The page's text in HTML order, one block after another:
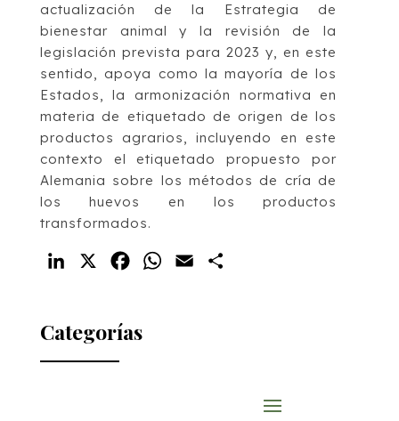
actualización de la Estrategia de
bienestar animal y la revisión de la
legislación prevista para 2023 y, en este
sentido, apoya como la mayoría de los
Estados, la armonización normativa en
materia de etiquetado de origen de los
productos agrarios, incluyendo en este
contexto el etiquetado propuesto por
Alemania sobre los métodos de cría de
los huevos en los productos
transformados.
LinkedIn FacebookWhatsApp
Email
Categorías